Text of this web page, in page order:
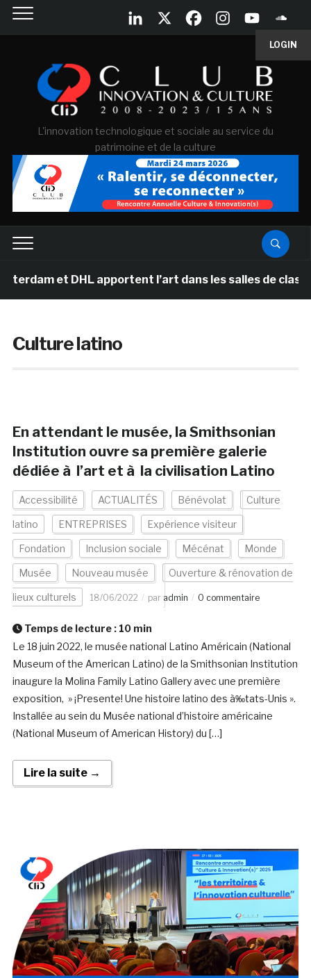
LOGIN
L'innovation technologique et sociale au service du
patrimoine et de la culture
et DHL apportent l’art dans les salles de classe
Culture latino
En attendant le musée, la Smithsonian
Institution ouvre sa première galerie
dédiée à l’art et à la civilisation Latino
Accessibilité ACTUALITÉS Bénévolat Culture
latino ENTREPRISES Expérience visiteur
Fondation Inclusion sociale Mécénat Monde
Musée Nouveau musée Ouverture & rénovation de
lieux culturels 18/06/2022 par admin 0 commentaire
Temps de lecture : 10 min
Le 18 juin 2022, le musée national Latino Américain (National
Museum of the American Latino) de la Smithsonian Institution
inaugure la Molina Family Latino Gallery avec une première
exposition, » ¡Presente! Une histoire latino des à‰tats-Unis ».
Installée au sein du Musée national d’histoire américaine
(National Museum of American History) du […]
Lire la suite →